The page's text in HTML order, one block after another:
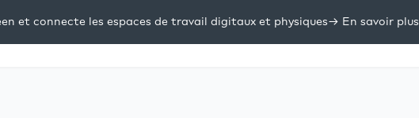
et connecte les espaces de travail digitaux et physiques-> En savoir plus
Se connecter